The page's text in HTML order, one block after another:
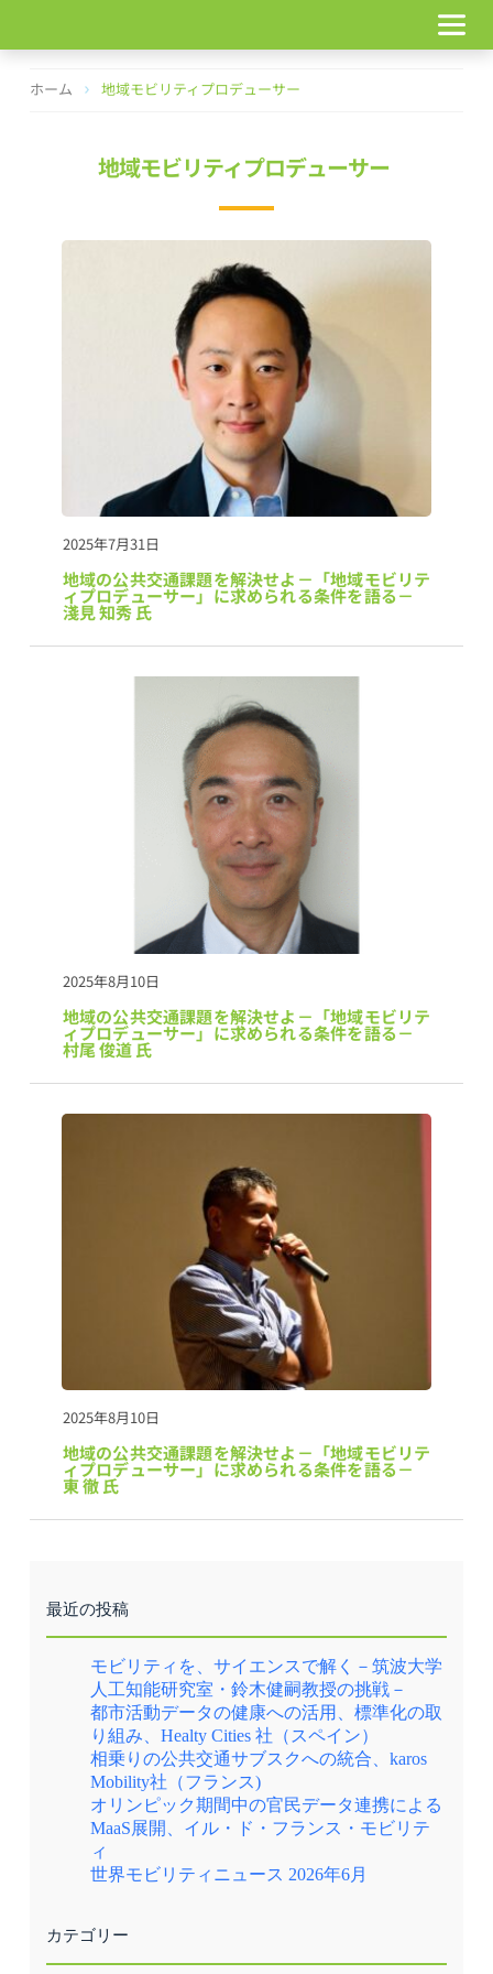
テ
ホーム 地域モビリティプロデューサー
地域モビリティプロデューサー
2025年7月31日
地域の公共交通課題を解決せよ－「地域モビリテ
ィプロデューサー」に求められる条件を語る－
淺見 知秀 氏
2025年8月10日
地域の公共交通課題を解決せよ－「地域モビリテ
ィプロデューサー」に求められる条件を語る－
村尾 俊道 氏
2025年8月10日
地域の公共交通課題を解決せよ－「地域モビリテ
ィプロデューサー」に求められる条件を語る－
東 徹 氏
最近の投稿
モビリティを、サイエンスで解く－筑波大学
人工知能研究室・鈴木健嗣教授の挑戦－
都市活動データの健康への活用、標準化の取
り組み、Healty Cities 社（スペイン）
相乗りの公共交通サブスクへの統合、karos
Mobility社（フランス)
オリンピック期間中の官民データ連携による
MaaS展開、イル・ド・フランス・モビリテ
ィ
世界モビリティニュース 2026年6月
カテゴリー